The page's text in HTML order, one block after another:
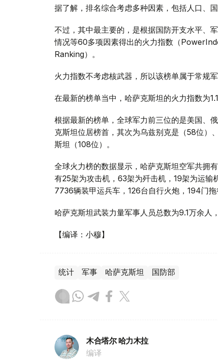
据了解，排名综合考虑多种因素，包括人口、
不过，其中最主要的，是根据国防开支水平、
情况等60多项因素得出的火力指数（
Ranking）。
火力指数不考虑核武器，所以该榜单属于常规
在最新的榜单当中，哈萨克斯坦的火力指数为
根据最新的榜单，全球军力前三位的是美国、
克斯坦位居榜首，其次为乌兹别克是（58位）
斯坦（108位）。
全球火力榜的数据显示，哈萨克斯坦空军共拥
有25架为攻击机，63架为歼击机，19架为运
7736辆装甲运兵车，126台自行火炮，194门
哈萨克斯坦武装力量军事人员总数为9.1万余
【编译：小穆】
统计 军事 哈萨克斯坦 国防部
木合塔尔 哈力木拉
编译